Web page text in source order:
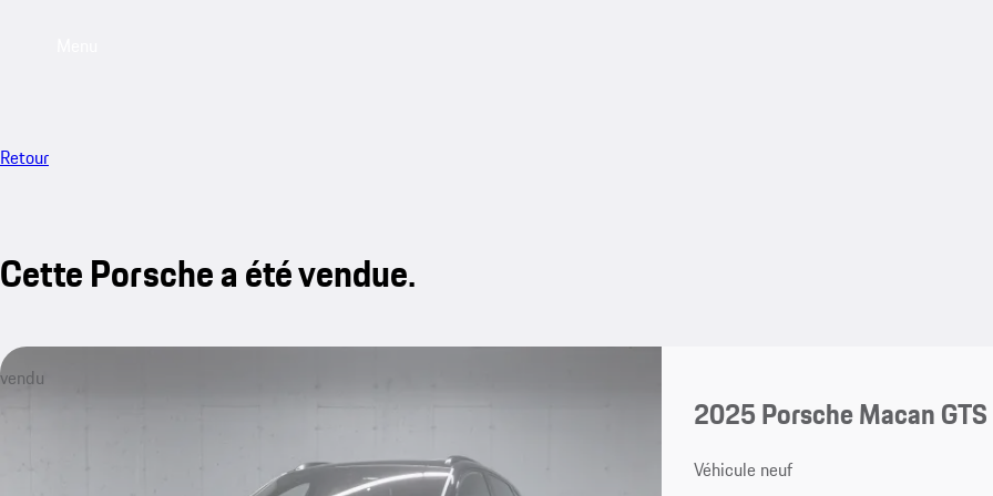
Retour
Cette Porsche a été vendue.
vendu
2025 Porsche Macan GTS
Véhicule neuf